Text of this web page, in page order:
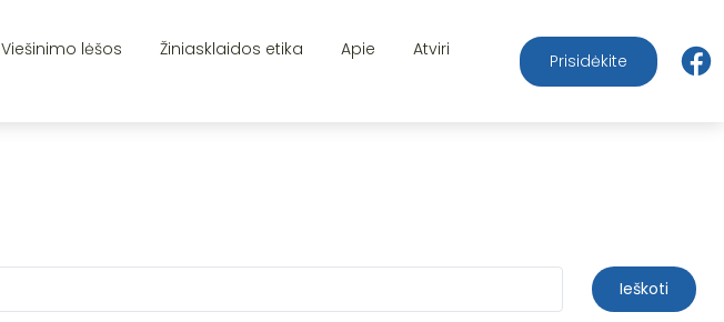
Viešinimo lėšos Žiniasklaidos etika Apie
Atviri
Prisidėkite
Ieškoti